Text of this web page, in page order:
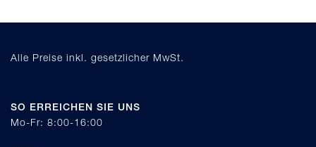
Seite
Alle Preise inkl. gesetzlicher MwSt.
SO ERREICHEN SIE UNS
Mo-Fr: 8:00-16:00